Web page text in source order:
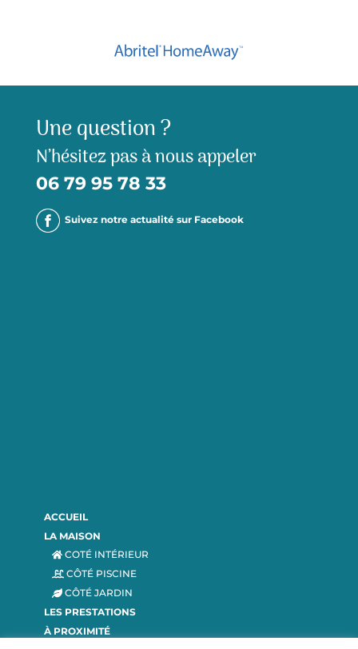
Une question ?
N’hésitez pas à nous appeler
06 79 95 78 33
Suivez notre actualité sur Facebook
ACCUEIL
LA MAISON
COTÉ INTÉRIEUR
CÔTÉ PISCINE
CÔTÉ JARDIN
LES PRESTATIONS
À PROXIMITÉ